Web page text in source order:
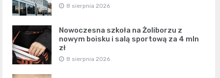
8 sierpnia 2026
Nowoczesna szkoła na Żoliborzu z
nowym boisku i salą sportową za 4 mln
zł
8 sierpnia 2026